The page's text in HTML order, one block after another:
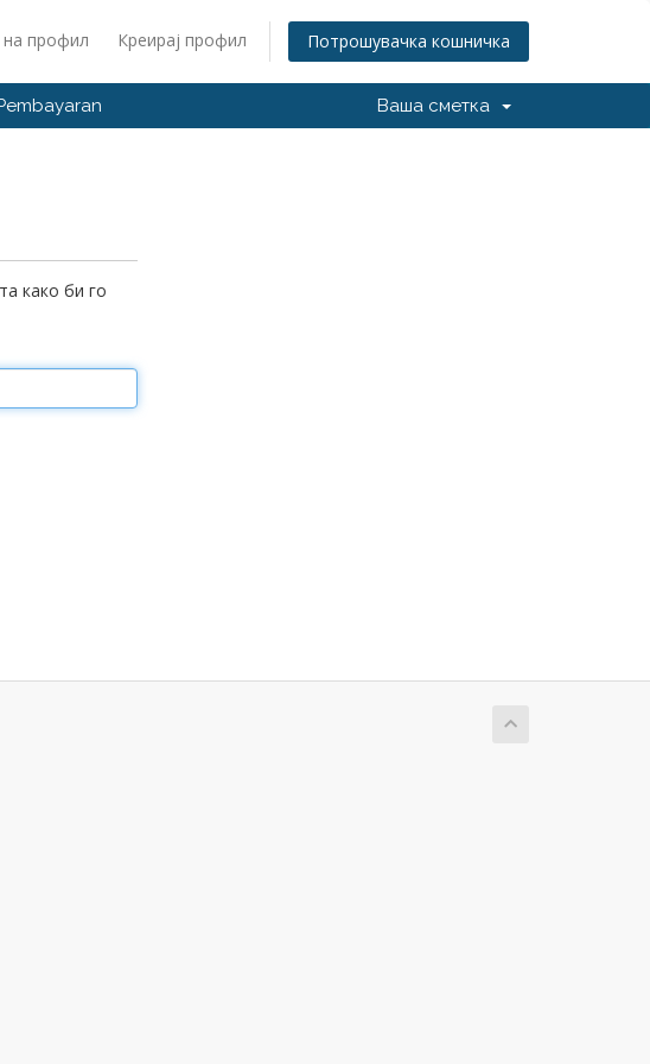
на профил Креирај профил Потрошувачка кошничка
Ваша сметка
како би го